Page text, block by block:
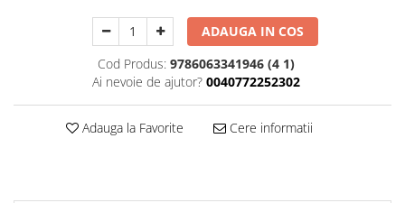
ADAUGA IN COS
Cod Produs: 9786063341946 (4 1)
Ai nevoie de ajutor? 0040772252302
Adauga la Favorite Cere informatii